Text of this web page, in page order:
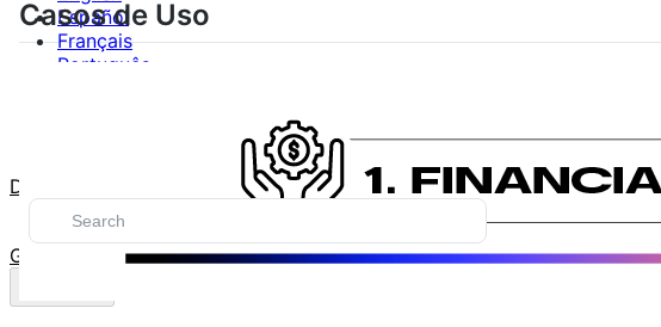
Español
Français
Português
Docs
GitHub
Casos de Uso